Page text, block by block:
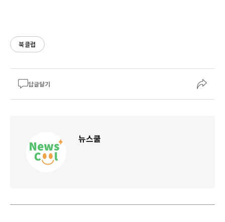
북클럽
답글달기
뉴스쿨